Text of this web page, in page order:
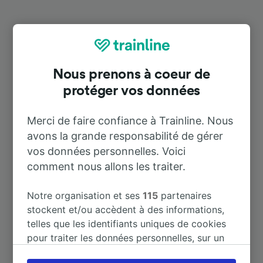
Ronshausen
À Frankfurt (Main) Hbf 1 h 50 m
À Eisenach
À Berlin 2 h 54 m
À Erfurt Hbf 1 h 6 m
Nous prenons à coeur de
protéger vos données
Merci de faire confiance à Trainline. Nous
avons la grande responsabilité de gérer
vos données personnelles. Voici
comment nous allons les traiter.
Notre organisation et ses115 partenaires
stockent et/ou accèdent à des informations,
telles que les identifiants uniques de cookies
pour traiter les données personnelles, sur un